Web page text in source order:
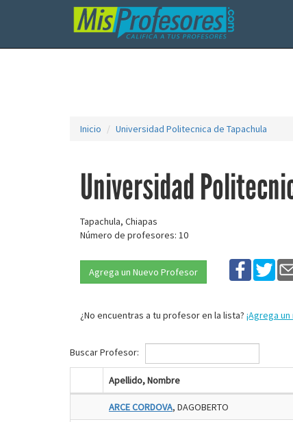
Inicio Universidad Politecnica de Tapachula
Universidad
Tapachula, Chiapas
Número de profesores: 10
Agrega un Nuevo Profesor
¿No encuentras a tu profesor en la lista? ¡Agrega
Buscar Profesor:
Apellido, Nombre
ARCE CORDOVA, DAGOBERTO